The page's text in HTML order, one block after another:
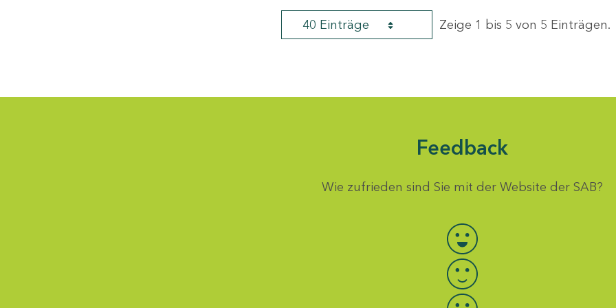
40 Einträge Zeige 1 bis 5 von 5 Einträgen.
Feedback
Wie zufrieden sind Sie mit der Website der SAB?
Bewertung auswählen